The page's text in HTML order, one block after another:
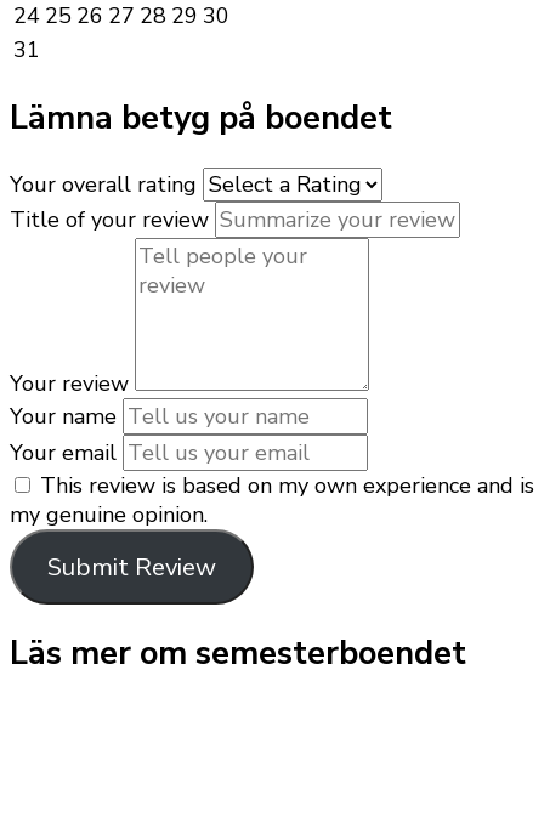
24 25 26 27 28 29 30
31
Lämna betyg på boendet
Your overall rating
Title of your review
Your review
Your name
Your email
This review is based on my own experience and is
my genuine opinion.
Submit Review
Läs mer om semesterboendet